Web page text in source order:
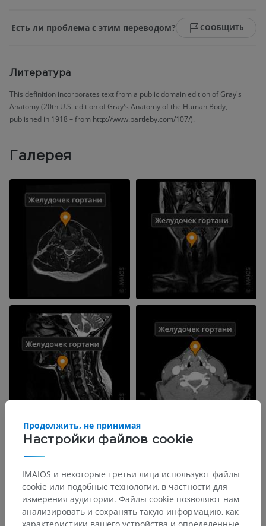
Есть ли проблема с этим переводом? СООБЩИТЬ
Литература
This definition incorporates text from a public domain edition of Gray's
Anatomy (20th U.S. edition of Gray's Anatomy of the Human Body,
published in 1918 – from http://www.bartleby.com/107/).
Галерея
Настройки файлов cookie
Продолжить, не принимая
IMAIOS и некоторые третьи лица используют файлы
cookie или подобные технологии, в частности для
измерения аудитории. Файлы cookie позволяют нам
анализировать и сохранять такую информацию, как